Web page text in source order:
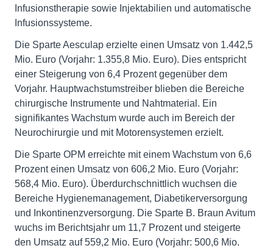
Infusionstherapie sowie Injektabilien und automatische
Infusionssysteme.
Die Sparte Aesculap erzielte einen Umsatz von 1.442,5
Mio. Euro (Vorjahr: 1.355,8 Mio. Euro). Dies entspricht
einer Steigerung von 6,4 Prozent gegenüber dem
Vorjahr. Hauptwachstumstreiber blieben die Bereiche
chirurgische Instrumente und Nahtmaterial. Ein
signifikantes Wachstum wurde auch im Bereich der
Neurochirurgie und mit Motorensystemen erzielt.
Die Sparte OPM erreichte mit einem Wachstum von 6,6
Prozent einen Umsatz von 606,2 Mio. Euro (Vorjahr:
568,4 Mio. Euro). Überdurchschnittlich wuchsen die
Bereiche Hygienemanagement, Diabetikerversorgung
und Inkontinenzversorgung. Die Sparte B. Braun Avitum
wuchs im Berichtsjahr um 11,7 Prozent und steigerte
den Umsatz auf 559,2 Mio. Euro (Vorjahr: 500,6 Mio.